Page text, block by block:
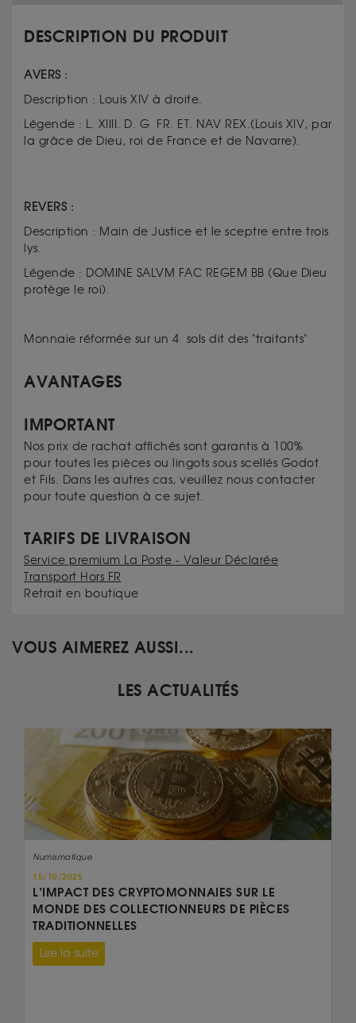
DESCRIPTION DU PRODUIT
AVERS :
Description : Louis XIV à droite.
Légende : L. XIIII. D. G FR. ET. NAV REX.(Louis XIV, par
la grâce de Dieu, roi de France et de Navarre).
REVERS :
Description : Main de Justice et le sceptre entre trois
lys.
Légende : DOMINE SALVM FAC REGEM BB (Que Dieu
protège le roi).
Monnaie réformée sur un 4 sols dit des "traitants"
AVANTAGES
IMPORTANT
Nos prix de rachat affichés sont garantis à 100%
pour toutes les pièces ou lingots sous scellés Godot
et Fils. Dans les autres cas, veuillez nous contacter
pour toute question à ce sujet.
TARIFS DE LIVRAISON
Service premium La Poste - Valeur Déclarée
Transport Hors FR
Retrait en boutique
VOUS AIMEREZ AUSSI...
LES ACTUALITÉS
Numismatique
15/10/2025
L’IMPACT DES CRYPTOMONNAIES SUR LE
MONDE DES COLLECTIONNEURS DE PIÈCES
TRADITIONNELLES
Lire la suite